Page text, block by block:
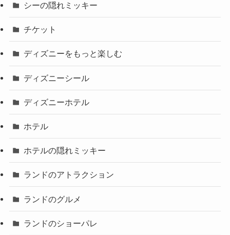
シーの隠れミッキー
チケット
ディズニーをもっと楽しむ
ディズニーシール
ディズニーホテル
ホテル
ホテルの隠れミッキー
ランドのアトラクション
ランドのグルメ
ランドのショーパレ